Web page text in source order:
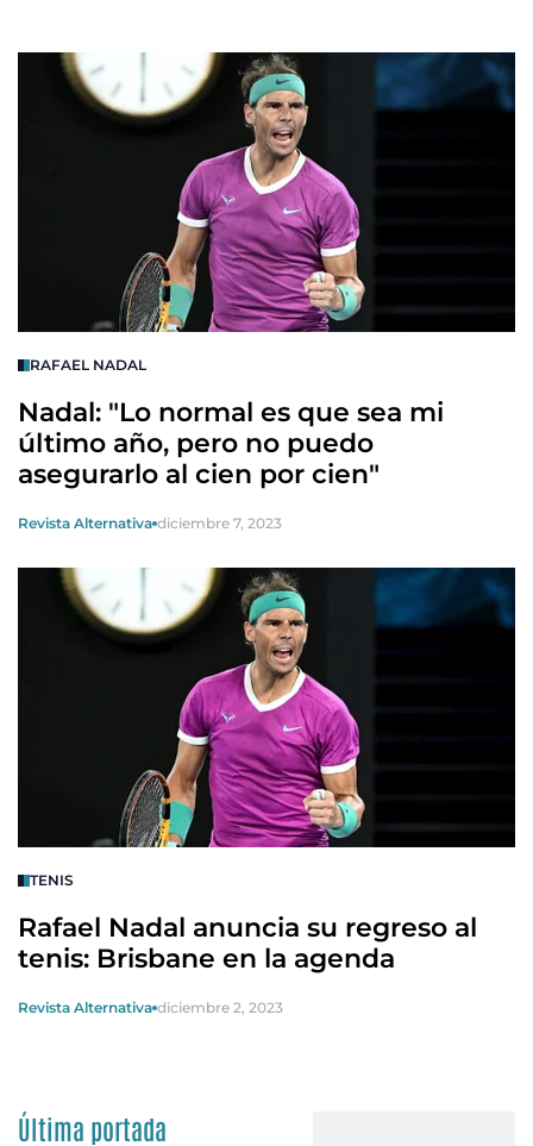
RAFAEL NADAL
Nadal: "Lo normal es que sea mi
último año, pero no puedo
asegurarlo al cien por cien"
Revista Alternativa diciembre 7, 2023
TENIS
Rafael Nadal anuncia su regreso al
tenis: Brisbane en la agenda
Revista Alternativa diciembre 2, 2023
Última portada